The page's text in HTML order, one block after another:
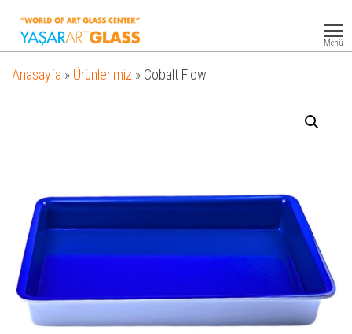
Glass
Menü
Anasayfa » Ürünlerimiz » Cobalt Flow